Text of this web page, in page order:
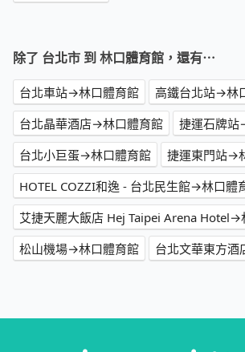
除了 台北市 到 林口體育館，還有⋯
台北車站→林口體育館
高鐵台北站→林
台北晶華酒店→林口體育館
捷運石牌
台北小巨蛋→林口體育館
捷運東門站→
HOTEL COZZI和逸 - 台北民生館→林口體
艾捷天麗大飯店 Hej Taipei Arena Hotel→
松山機場→林口體育館
台北文華東方